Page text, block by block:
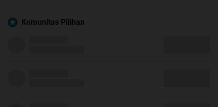
Komunitas Pilihan